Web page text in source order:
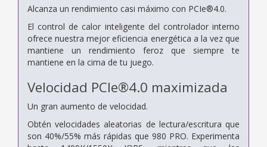
Alcanza un rendimiento casi máximo con PCIe®4.0.
El control de calor inteligente del controlador interno
ofrece nuestra mejor eficiencia energética a la vez que
mantiene un rendimiento feroz que siempre te
mantiene en la cima de tu juego.
Velocidad PCIe®4.0 maximizada
Un gran aumento de velocidad.
Obtén velocidades aleatorias de lectura/escritura que
son 40%/55% más rápidas que 980 PRO. Experimenta